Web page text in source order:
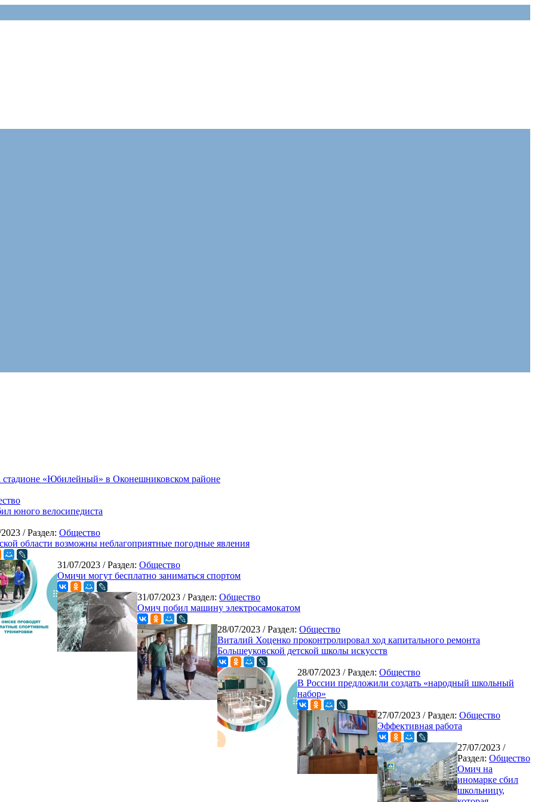
стадионе «Юбилейный» в Оконешниковском районе
юного велосипедиста
/ Раздел: Общество
области возможны неблагоприятные погодные явления
31/07/2023 / Раздел: Общество
Омичи могут бесплатно заниматься спортом
31/07/2023 / Раздел: Общество
Омич побил машину электросамокатом
28/07/2023 / Раздел: Общество
Виталий Хоценко проконтролировал ход капитального ремонта
Большеуковской детской школы искусств
28/07/2023 / Раздел: Общество
В России предложили создать «народный школьный
набор»
27/07/2023 / Раздел: Общество
Эффективная работа
27/07/2023 /
Раздел: Общество
Омич на
иномарке сбил
школьницу,